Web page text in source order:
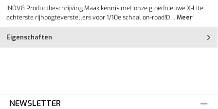
INOV8 Productbeschrijving Maak kennis met onze gloednieuwe X-Lite
achterste rijhoogteverstellers voor 1/10e schaal on-road!D…Meer
Eigenschaften
NEWSLETTER